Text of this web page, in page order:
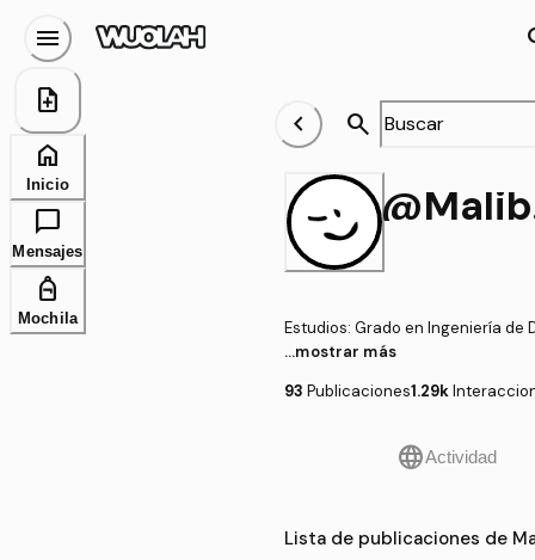
chevron_left search
Estudios: Grado en Ingeniería de
...mostrar más
93 Publicaciones1.29k
languageActividad
Lista de publicaciones de
menu
note_add
home
Inicio
chat_bubble
Mensajes
personal_bag
Mochila